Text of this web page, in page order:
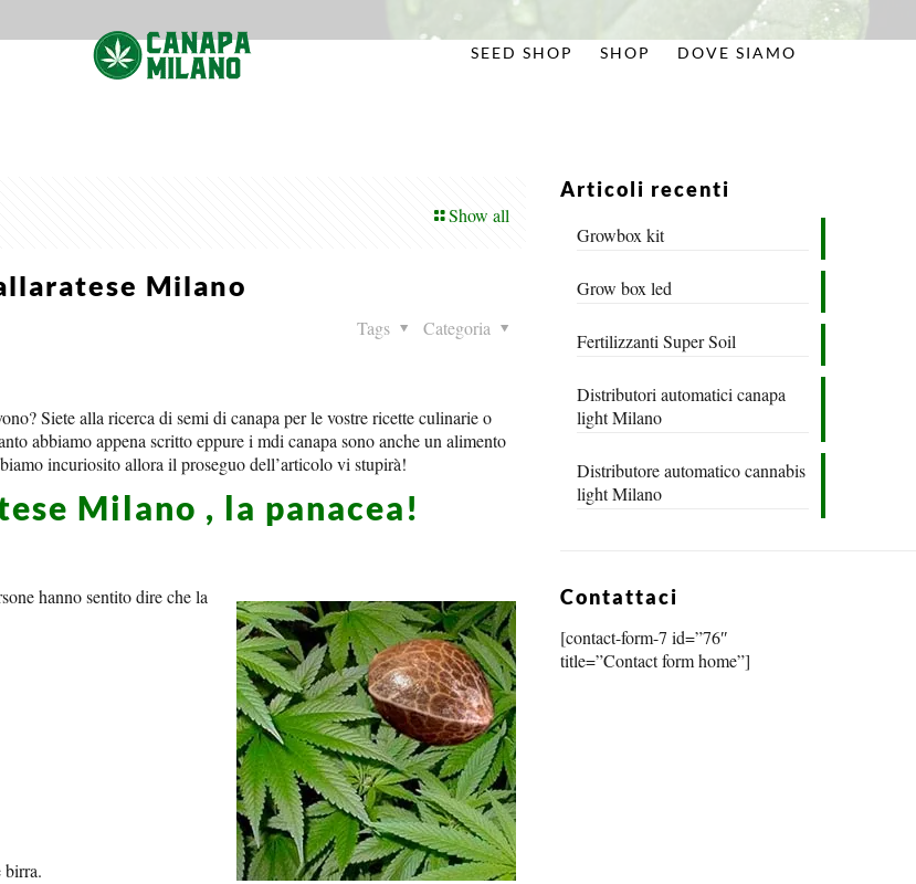
SEED SHOP SHOP DOVE SIAMO
Show all
Milano
Categoria
Tags
Siete alla ricerca di semi di canapa per le vostre ricette culinarie o
abbiamo appena scritto eppure i mdi canapa sono anche un alimento
incuriosito allora il proseguo dell’articolo vi stupirà!
Milano , la panacea!
hanno sentito dire che la
birra.
Articoli recenti
Growbox kit
Grow box led
Fertilizzanti Super Soil
Distributori automatici canapa
light Milano
Distributore automatico cannabis
light Milano
Contattaci
[contact-form-7 id=”76″
title=”Contact form home”]